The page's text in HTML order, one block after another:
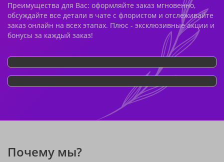
Преимущества для Вас: оформляйте заказ мгновенно,
обсуждайте все детали в чате с флористом и отслеживайте
заказ онлайн на всех этапах. Плюс - эксклюзивные акции и
бонусы за каждый заказ!
Почему мы?